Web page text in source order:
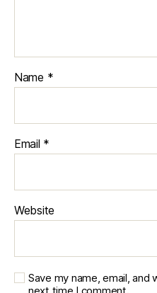
Name *
Email *
Website
Save my name, email,
next time I comment.